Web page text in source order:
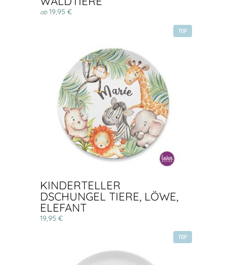
ab19,95 €
TOP
KINDERTELLER
DSCHUNGEL TIERE, LÖWE,
ELEFANT
19,95 €
TOP